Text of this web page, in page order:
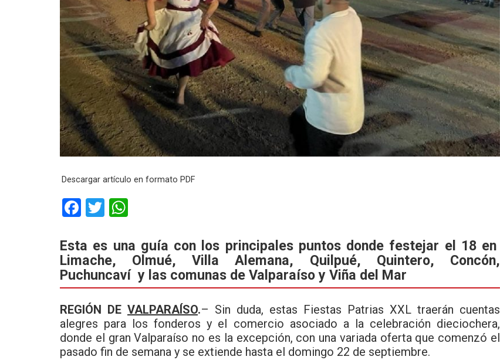
Descargar artículo en formato PDF
F
ce
b
o
o
k
T
tt
er
at
s
A
p
p
Esta es una guía con los principales puntos donde festejar el 18 en
Limache, Olmué, Villa Alemana, Quilpué, Quintero, Concón,
Puchuncaví y las comunas de Valparaíso y Viña del Mar
REGIÓN DE VALPARAÍSO.– Sin duda, estas Fiestas Patrias XXL traerán cuentas
alegres para los fonderos y el comercio asociado a la celebración dieciochera,
donde el gran Valparaíso no es la excepción, con una variada oferta que comenzó el
pasado fin de semana y se extiende hasta el domingo 22 de septiembre.